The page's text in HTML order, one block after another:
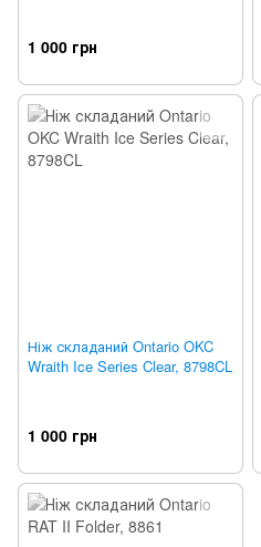
1 000 грн
Ніж складаний Ontario OKC
Wraith Ice Series Clear, 8798CL
1 000 грн